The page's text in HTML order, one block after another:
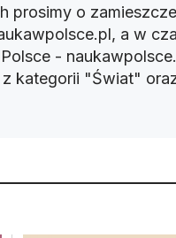
prosimy o
a w
-
kategorii "Świat"